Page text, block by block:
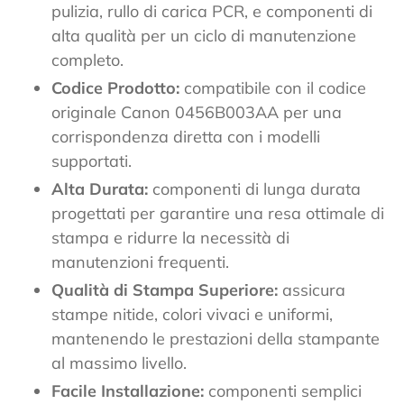
pulizia, rullo di carica PCR, e componenti di
alta qualità per un ciclo di manutenzione
completo.
Codice Prodotto: compatibile con il codice
originale Canon 0456B003AA per una
corrispondenza diretta con i modelli
supportati.
Alta Durata: componenti di lunga durata
progettati per garantire una resa ottimale di
stampa e ridurre la necessità di
manutenzioni frequenti.
Qualità di Stampa Superiore: assicura
stampe nitide, colori vivaci e uniformi,
mantenendo le prestazioni della stampante
al massimo livello.
Facile Installazione: componenti semplici